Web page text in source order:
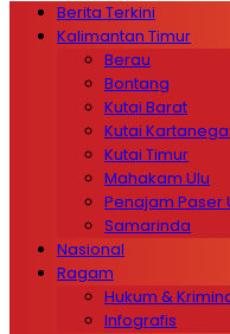
Berita Terkini
Kalimantan Timur
Berau
Bontang
Kutai Barat
Kutai
Kutai Timur
Mahakam Ulu
Penajam Paser
Samarinda
Nasional
Ragam
Hukum &
Infografis